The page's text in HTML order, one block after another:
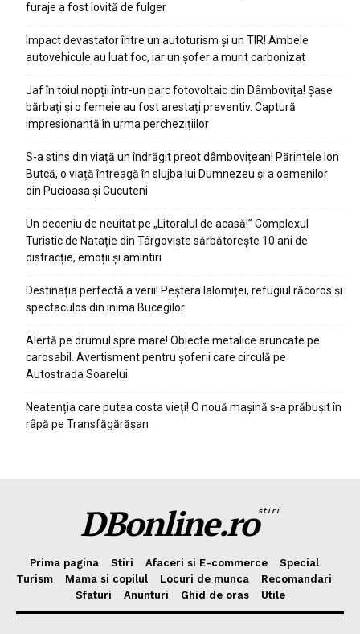
furaje a fost lovită de fulger
Impact devastator între un autoturism și un TIR! Ambele
autovehicule au luat foc, iar un șofer a murit carbonizat
Jaf în toiul nopții într-un parc fotovoltaic din Dâmbovița! Șase
bărbați și o femeie au fost arestați preventiv. Captură
impresionantă în urma perchezițiilor
S-a stins din viață un îndrăgit preot dâmbovițean! Părintele Ion
Butcă, o viață întreagă în slujba lui Dumnezeu și a oamenilor
din Pucioasa și Cucuteni
Un deceniu de neuitat pe „Litoralul de acasă!” Complexul
Turistic de Natație din Târgoviște sărbătorește 10 ani de
distracție, emoții și amintiri
Destinația perfectă a verii! Peștera Ialomiței, refugiul răcoros și
spectaculos din inima Bucegilor
Alertă pe drumul spre mare! Obiecte metalice aruncate pe
carosabil. Avertisment pentru șoferii care circulă pe
Autostrada Soarelui
Neatenția care putea costa vieți! O nouă mașină s-a prăbușit în
râpă pe Transfăgărășan
DBonline.rostiri
Prima pagina Stiri Afaceri si E-commerce
Special
Turism
Mama si copilul Locuri de munca
Recomandari
Sfaturi
Anunturi Ghid de oras Utile